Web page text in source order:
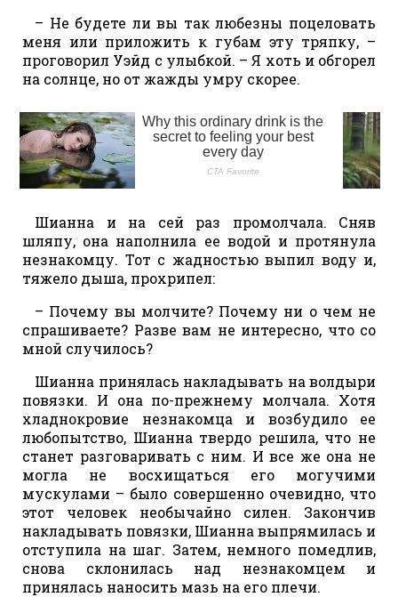
– Не будете ли вы так любезны поцеловать
меня или приложить к губам эту тряпку, –
проговорил Уэйд с улыбкой. – Я хоть и обгорел
на солнце, но от жажды умру скорее.
Шианна и на сей раз промолчала. Сняв
шляпу, она наполнила ее водой и протянула
незнакомцу. Тот с жадностью выпил воду и,
тяжело дыша, прохрипел:
– Почему вы молчите? Почему ни о чем не
спрашиваете? Разве вам не интересно, что со
мной случилось?
Шианна принялась накладывать на волдыри
повязки. И она по-прежнему молчала. Хотя
хладнокровие незнакомца и возбудило ее
любопытство, Шианна твердо решила, что не
станет разговаривать с ним. И все же она не
могла не восхищаться его могучими
мускулами – было совершенно очевидно, что
этот человек необычайно силен. Закончив
накладывать повязки, Шианна выпрямилась и
отступила на шаг. Затем, немного помедлив,
снова склонилась над незнакомцем и
принялась наносить мазь на его плечи.